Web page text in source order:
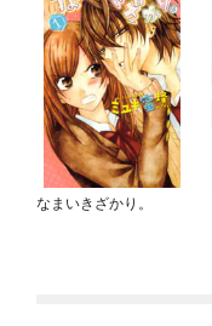
なまいきざかり。